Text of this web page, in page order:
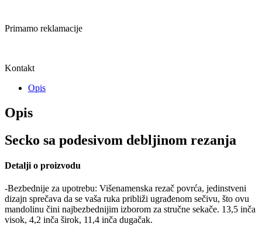
Primamo reklamacije
Kontakt
Opis
Opis
Secko sa podesivom debljinom rezanja
Detalji o proizvodu
-Bezbednije za upotrebu: Višenamenska rezač povrća, jedinstveni
dizajn sprečava da se vaša ruka približi ugrađenom sečivu, što ovu
mandolinu čini najbezbednijim izborom za stručne sekače. 13,5 inča
visok, 4,2 inča širok, 11,4 inča dugačak.